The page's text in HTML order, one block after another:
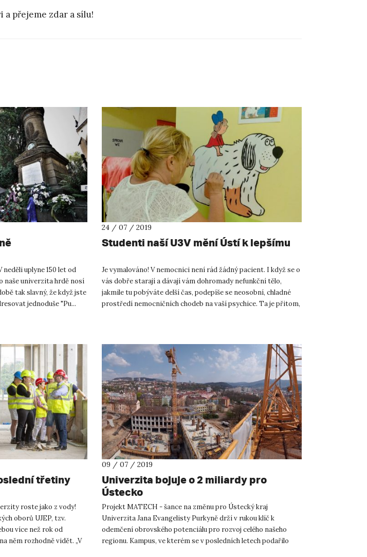
přejeme zdar a sílu!
neděli uplyne 150 let od
naše univerzita hrdě nosí
tak slavný, že když jste
jednoduše "Pu...
24 / 07 / 2019
Studenti naší U3V mění Ústí k lepšímu
Je vymalováno! V nemocnici není rád žádný pacient. I když se o
vás dobře starají a dávají vám dohromady nefunkční tělo,
jakmile tu pobýváte delší čas, podepíše se neosobní, chladné
prostředí nemocničních chodeb na vaší psychice. Ta je přitom,
třetiny
roste jako z vody!
oborů UJEP, tzv.
více než rok od
něm rozhodně vidět. „V
09 / 07 / 2019
Univerzita bojuje o 2 miliardy pro
Ústecko
Projekt MATECH - šance na změnu pro Ústecký kraj
Univerzita Jana Evangelisty Purkyně drží v rukou klíč k
odemčení obrovského potenciálu pro rozvoj celého našeho
regionu. Kampus, ve kterém se v posledních letech podařilo